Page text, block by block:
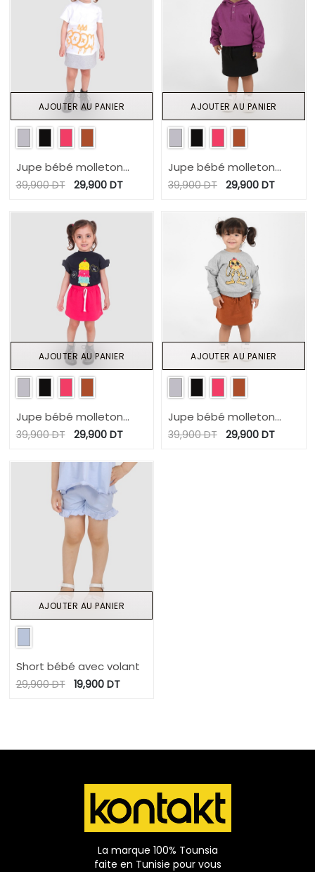
Jupe bébé molleton
avec cordon
39,900DT 29,900DT
AJOUTER AU PANIER
Jupe bébé molleton
avec cordon
39,900DT 29,900 DT
AJOUTER AU PANIER
Jupe bébé molleton
avec cordon
39,900DT 29,900DT
AJOUTER AU PANIER
Jupe bébé molleton
avec cordon
39,900DT 29,900 DT
AJOUTER AU PANIER
Short bébé avec volant
29,900DT 19,900DT
AJOUTER AU PANIER
La marque 100% Tounsia
faite en Tunisie pour vous